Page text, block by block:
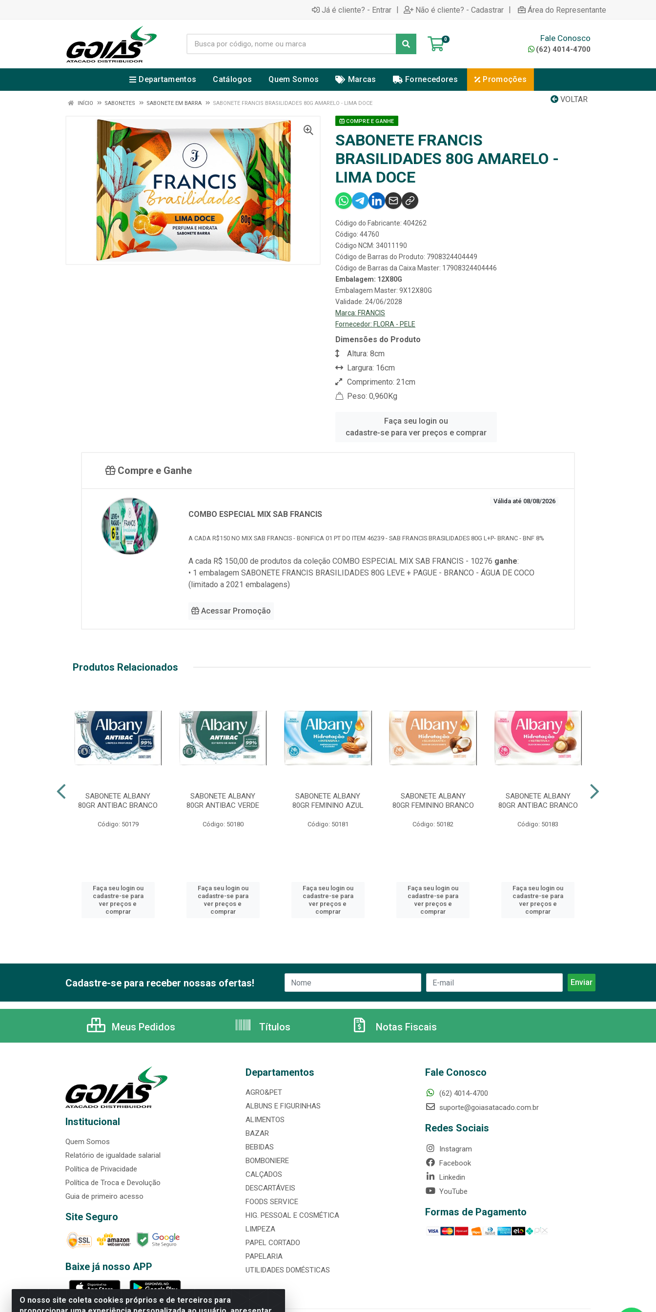
Já é cliente? - Entrar | Não é cliente? - Cadastrar | Área do Representante
0 Fale Conosco
(62) 4014-4700
Departamentos Catálogos Quem Somos Marcas Fornecedores Promoções
VOLTAR
INÍCIO SABONETES SABONETE EM BARRA SABONETE FRANCIS BRASILIDADES 80G AMARELO - LIMA DOCE
COMPRE E GANHE
SABONETE FRANCIS
BRASILIDADES 80G AMARELO -
LIMA DOCE
Código do Fabricante: 404262
Código: 44760
Código NCM: 34011190
Código de Barras do Produto: 7908324404449
Código de Barras da Caixa Master: 17908324404446
Embalagem: 12X80G
Embalagem Master: 9X12X80G
Validade: 24/06/2028
Marca: FRANCIS
Fornecedor: FLORA - PELE
Dimensões do Produto
Altura: 8cm
Largura: 16cm
Comprimento: 21cm
Peso: 0,960Kg
Faça seu login ou
cadastre-se para ver preços e comprar
Compre e Ganhe
Válida até 08/08/2026
COMBO ESPECIAL MIX SAB FRANCIS
A CADA R$150 NO MIX SAB FRANCIS - BONIFICA 01 PT DO ITEM 46239 - SAB FRANCIS BRASILIDADES 80G L+P- BRANC - BNF 8%
A cada R$ 150,00 de produtos da coleçãoCOMBO ESPECIAL MIX SAB FRANCIS - 10276 ganhe:
• 1 embalagem SABONETE FRANCIS BRASILIDADES 80G LEVE + PAGUE - BRANCO - ÁGUA DE COCO
(limitado a 2021 embalagens)
Acessar Promoção
Produtos Relacionados
SABONETE ALBANY
80GR ANTIBAC BRANCO
Código: 50179
Faça seu login ou
cadastre-se para
ver preços e
comprar
SABONETE ALBANY
80GR ANTIBAC VERDE
Código: 50180
Faça seu login ou
cadastre-se para
ver preços e
comprar
SABONETE ALBANY
80GR FEMININO AZUL
Código: 50181
Faça seu login ou
cadastre-se para
ver preços e
comprar
SABONETE ALBANY
80GR FEMININO BRANCO
Código: 50182
Faça seu login ou
cadastre-se para
ver preços e
comprar
SABONETE ALBANY
80GR ANTIBAC BRANCO
Código: 50183
Faça seu login ou
cadastre-se para
ver preços e
comprar
O nosso site coleta cookies próprios e de terceiros para
Cadastre-se para receber nossas ofertas!
Meus Pedidos Títulos Notas Fiscais
Institucional
Quem Somos
Relatório de igualdade salarial
Política de Privacidade
Política de Troca e Devolução
Guia de primeiro acesso
Site Seguro
Baixe já nosso APP
Departamentos
AGRO&PET
ALBUNS E FIGURINHAS
ALIMENTOS
BAZAR
BEBIDAS
BOMBONIERE
CALÇADOS
DESCARTÁVEIS
FOODS SERVICE
HIG. PESSOAL E COSMÉTICA
LIMPEZA
PAPEL CORTADO
PAPELARIA
UTILIDADES DOMÉSTICAS
Fale Conosco
(62) 4014-4700
suporte@goiasatacado.com.br
Redes Sociais
Instagram
Facebook
Linkedin
YouTube
Formas de Pagamento